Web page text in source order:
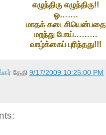
எழுந்திரு எழுந்திரு!!
ஓ…….
மாதக் கடைசியென்பதை
மறந்து போய்………
வாழ்க்கைப் புரிந்தது!!!
தேதி 9/17/2009 10:25:00 PM